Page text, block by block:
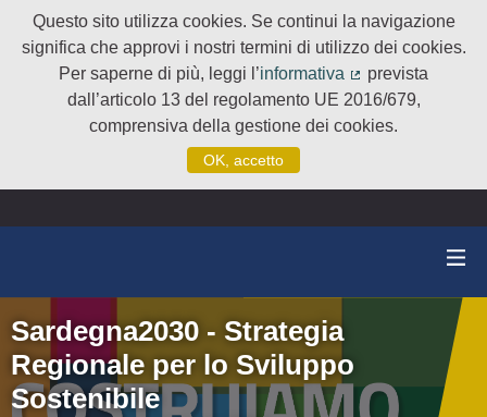
Questo sito utilizza cookies. Se continui la navigazione
significa che approvi i nostri termini di utilizzo dei cookies.
Per saperne di più, leggi l’informativa
(Collegamento
prevista
dall’articolo 13 del regolamento UE 2016/679,
comprensiva della gestione dei cookies.
OK, accetto
Sardegna2030 - Strategia
Regionale per lo Sviluppo
Sostenibile